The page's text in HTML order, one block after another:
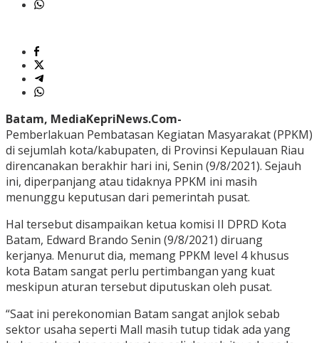
Batam, MediaKepriNews.Com-
Pemberlakuan Pembatasan Kegiatan Masyarakat (PPKM)
di sejumlah kota/kabupaten, di Provinsi Kepulauan Riau
direncanakan berakhir hari ini, Senin (9/8/2021). Sejauh
ini, diperpanjang atau tidaknya PPKM ini masih
menunggu keputusan dari pemerintah pusat.
Hal tersebut disampaikan ketua komisi II DPRD Kota
Batam, Edward Brando Senin (9/8/2021) diruang
kerjanya. Menurut dia, memang PPKM level 4 khusus
kota Batam sangat perlu pertimbangan yang kuat
meskipun aturan tersebut diputuskan oleh pusat.
“Saat ini perekonomian Batam sangat anjlok sebab
sektor usaha seperti Mall masih tutup tidak ada yang